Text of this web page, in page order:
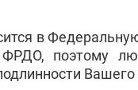
в
поэтому